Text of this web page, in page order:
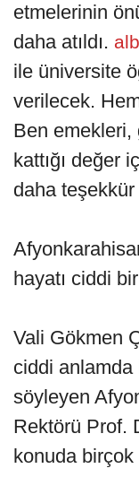
etmelerinin
daha atıldı.
ile üniversite
verilecek.
Ben emekleri,
kattığı değer
daha
hayatı ciddi
Vali Gökmen
ciddi
söyleyen
Rektörü Prof.
konuda birçok